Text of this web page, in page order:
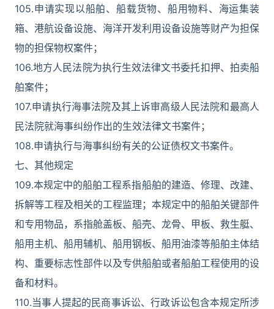
105.申请实现以船舶、船载货物、船用物料、海运集装
箱、港航设备设施、海洋开发利用设备设施等财产为担保
物的担保物权案件；
106.地方人民法院为执行生效法律文书委托扣押、拍卖船
舶案件；
107.申请执行海事法院及其上诉审高级人民法院和最高人
民法院就海事纠纷作出的生效法律文书案件；
108.申请执行与海事纠纷有关的公证债权文书案件。
七、其他规定
109.本规定中的船舶工程系指船舶的建造、修理、改建、
拆解等工程及相关的工程监理；本规定中的船舶关键部件
和专用物品，系指舱盖板、船壳、龙骨、甲板、救生艇、
船用主机、船用辅机、船用钢板、船用油漆等船舶主体结
构、重要标志性部件以及专供船舶或者船舶工程使用的设
备和材料。
110.当事人提起的民商事诉讼、行政诉讼包含本规定所涉